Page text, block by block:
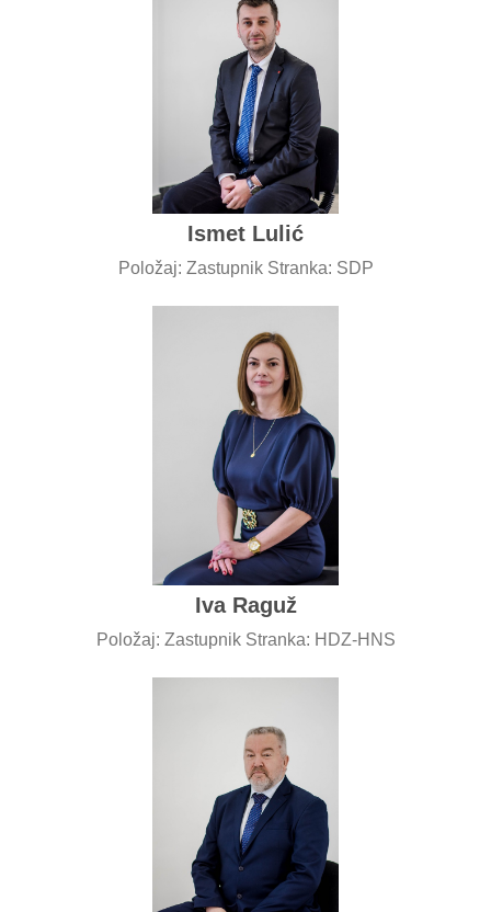
Ismet Lulić
Položaj: Zastupnik Stranka: SDP
Iva Raguž
Položaj: Zastupnik Stranka: HDZ-HNS